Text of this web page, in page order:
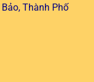
Thành Phố